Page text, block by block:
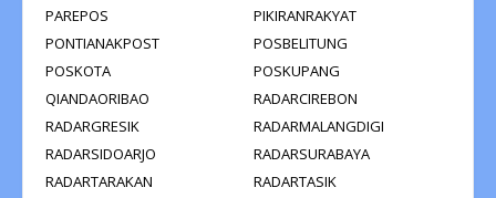
PAREPOS
PIKIRANRAKYAT
PONTIANAKPOST
POSBELITUNG
POSKOTA
POSKUPANG
QIANDAORIBAO
RADARCIREBON
RADARGRESIK
RADARMALANGDIGI
RADARSIDOARJO
RADARSURABAYA
RADARTARAKAN
RADARTASIK